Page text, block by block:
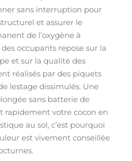
sans interruption pour
et assurer le
de l’oxygène à
occupants repose sur la
et sur la qualité des
réalisés par des piquets
lestage dissimulés. Une
sans batterie de
rapidement votre cocon en
au sol, c’est pourquoi
est vivement conseillée